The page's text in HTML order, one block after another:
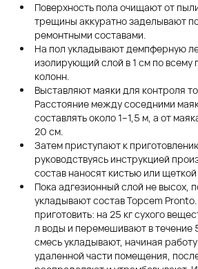
Поверхность пола очищают от
трещины аккуратно заделывают
ремонтными составами.
На пол укладывают демпферную
изолирующий слой в 1 см по всему
колонн.
Выставляют маяки для контроля
Расстояние между соседними
составлять около 1–1,5 м, а от
20 см.
Затем приступают к
руководствуясь инструкцией
состав наносят кистью или
Пока адгезионный слой не высох,
укладывают состав Topcem
приготовить: на 25 кг сухого
л воды и перемешивают в течение
смесь укладывают, начиная
удаленной части помещения,